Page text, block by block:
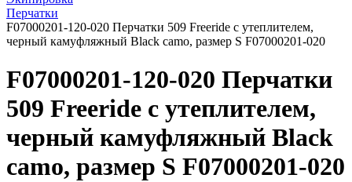
Перчатки
F07000201-120-020 Перчатки 509 Freeride с утеплителем,
черный камуфляжный Black camo, размер S F07000201-020
F07000201-120-020 Перчатки
509 Freeride с утеплителем,
черный камуфляжный Black
camo, размер S F07000201-020